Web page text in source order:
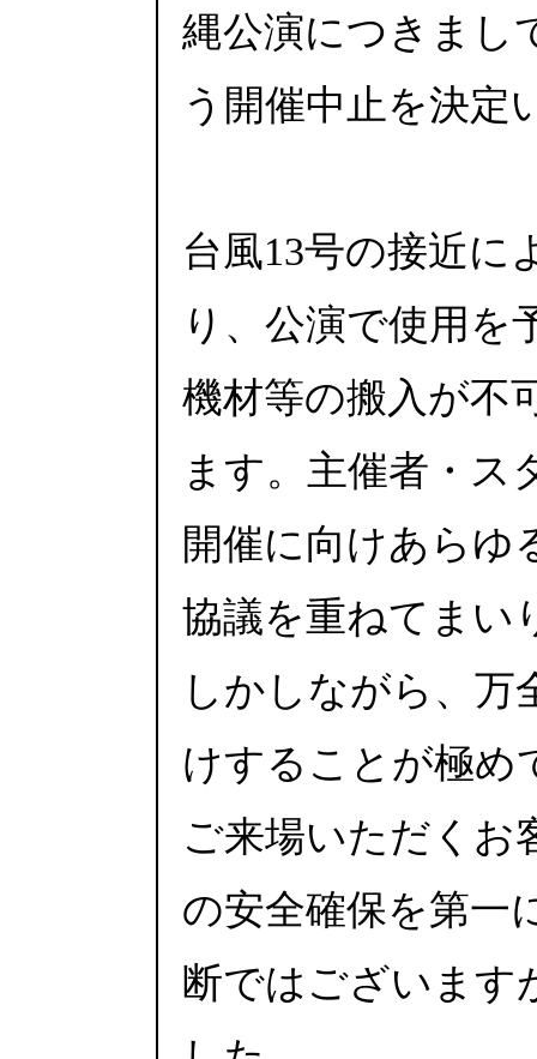
縄公演につきまし
う開催中止を決定
台風13号の接近に
り、公演で使用を
機材等の搬入が不
ます。主催者・ス
開催に向けあらゆ
協議を重ねてまい
しかしながら、万
けすることが極め
ご来場いただくお
の安全確保を第一
断ではございます